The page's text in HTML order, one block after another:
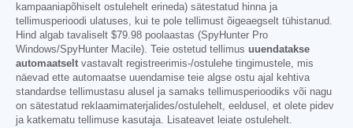
kampaaniapõhiselt ostulehelt erineda) sätestatud hinna ja
tellimusperioodi ulatuses, kui te pole tellimust õigeaegselt tühistanud.
Hind algab tavaliselt $79.98 poolaastas (SpyHunter Pro
Windows/SpyHunter Macile). Teie ostetud tellimus uuendatakse
automaatselt vastavalt registreerimis-/ostulehe tingimustele, mis
näevad ette automaatse uuendamise teie algse ostu ajal kehtiva
standardse tellimustasu alusel ja samaks tellimusperioodiks või nagu
on sätestatud reklaamimaterjalides/ostulehelt, eeldusel, et olete pidev
ja katkematu tellimuse kasutaja. Lisateavet leiate ostulehelt.